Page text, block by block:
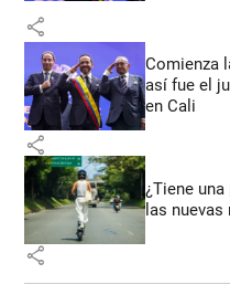
share
Comienza
así fue el
en Cali
share
¿Tiene
las
share